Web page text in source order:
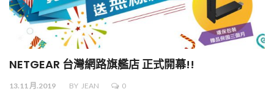
NETGEAR 台灣網路旗艦店 正式開幕!!
13.11 月.2019 BY JEAN 0